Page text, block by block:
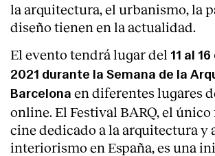
la arquitectura, el urbanismo, la
diseño tienen en la actualidad.
El evento tendrá lugar del 11 al
2021 durante la Semana de la
Barcelona en diferentes lugares
online. El Festival BARQ, el
cine dedicado a la arquitectura y
interiorismo en España, es una